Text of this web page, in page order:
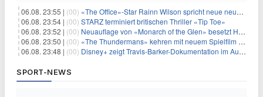
06.08. 23:55 | (00) «The Office»-Star Rainn Wilson spricht neue neuseeländische Serie «Settling»
06.08. 23:54 | (00) STARZ terminiert britischen Thriller «Tip Toe»
06.08. 23:52 | (00) Neuauflage von «Monarch of the Glen» besetzt Hauptrollen
06.08. 23:50 | (00) «The Thundermans» kehren mit neuem Spielfilm zurück
06.08. 23:48 | (00) Disney+ zeigt Travis-Barker-Dokumentation im August
SPORT-NEWS